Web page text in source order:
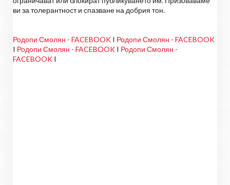
ви за толерантност и спазване на добрия тон.
Родопи Смолян - FACEBOOK I Родопи Смолян - FACEBOOK
I Родопи Смолян - FACEBOOK I Родопи Смолян -
FACEBOOK I